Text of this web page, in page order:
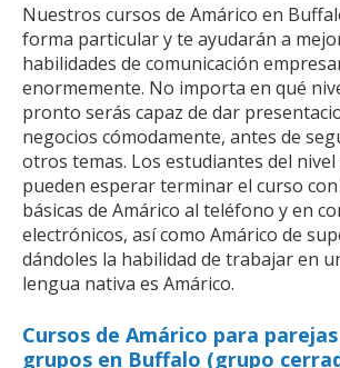
Nuestros cursos de Amárico en
forma particular y te ayudarán a
habilidades de comunicación
enormemente. No importa en qué
pronto serás capaz de dar
negocios cómodamente, antes de
otros temas. Los estudiantes del
pueden esperar terminar el curso
básicas de Amárico al teléfono y en
electrónicos, así como Amárico de
dándoles la habilidad de trabajar en
lengua nativa es Amárico.
Cursos de Amárico para
grupos en Buffalo (grupo